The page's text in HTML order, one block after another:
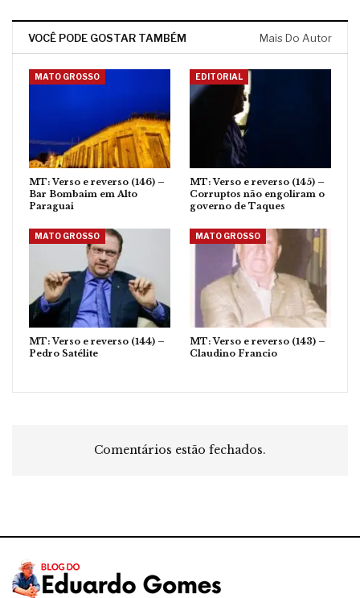
VOCÊ PODE GOSTAR TAMBÉM Mais Do Autor
MATO GROSSO
MT: Verso e reverso (146) –
Bar Bombaim em Alto
Paraguai
EDITORIAL
MT: Verso e reverso (145) –
Corruptos não engoliram o
governo de Taques
MATO GROSSO
MT: Verso e reverso (144) –
Pedro Satélite
MATO GROSSO
MT: Verso e reverso (143) –
Claudino Francio
Comentários estão fechados.